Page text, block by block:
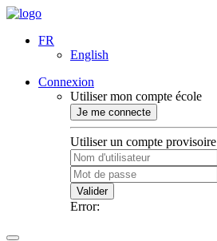
FR
English
Connexion
Utiliser mon compte école
Je me connecte
Utiliser un compte provisoire
Valider
Error: